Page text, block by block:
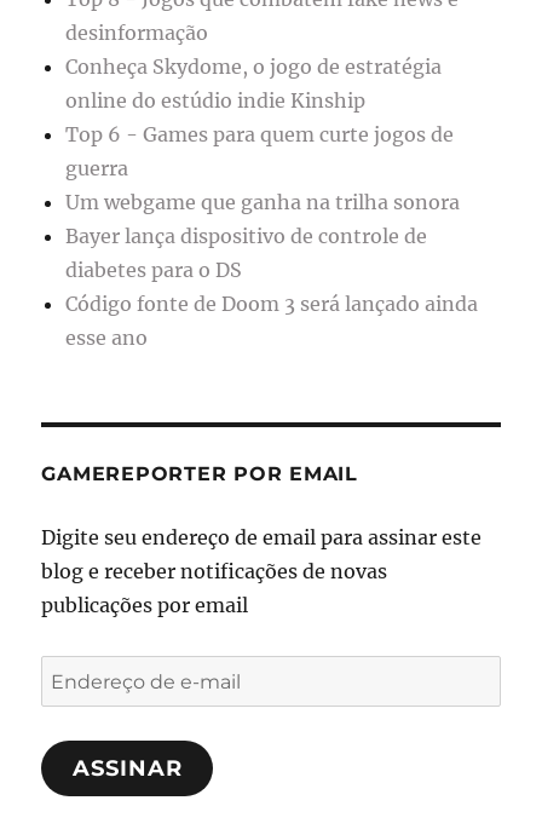
desinformação
Conheça Skydome, o jogo de estratégia
online do estúdio indie Kinship
Top 6 - Games para quem curte jogos de
guerra
Um webgame que ganha na trilha sonora
Bayer lança dispositivo de controle de
diabetes para o DS
Código fonte de Doom 3 será lançado ainda
esse ano
GAMEREPORTER POR EMAIL
Digite seu endereço de email para assinar este
blog e receber notificações de novas
publicações por email
Endereço
de
e-
mailASSINAR